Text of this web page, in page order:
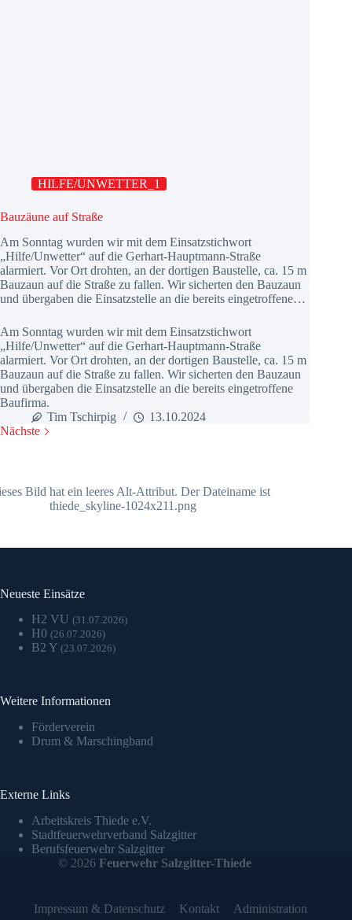
HILFE/UNWETTER_1
Bauzäune auf Straße
Am Sonntag wurden wir mit dem Einsatzstichwort
„Hilfe/Unwetter“ auf die Gerhart-Hauptmann-Straße
alarmiert. Vor Ort drohten, an der dortigen Baustelle, ca. 15 m
Bauzaun auf die Straße zu fallen. Wir sicherten den Bauzaun
und übergaben die Einsatzstelle an die bereits eingetroffene…
Am Sonntag wurden wir mit dem Einsatzstichwort
„Hilfe/Unwetter“ auf die Gerhart-Hauptmann-Straße
alarmiert. Vor Ort drohten, an der dortigen Baustelle, ca. 15 m
Bauzaun auf die Straße zu fallen. Wir sicherten den Bauzaun
und übergaben die Einsatzstelle an die bereits eingetroffene
Baufirma.
Tim Tschirpig
13.10.2024
Nächste
Neueste Einsätze
H2 VU (31.07.2026)
H0 (26.07.2026)
B2 Y (23.07.2026)
Weitere Informationen
Förderverein
Drum & Marschingband
Externe Links
Arbeitskreis Thiede e.V.
Stadtfeuerwehrverband Salzgitter
Berufsfeuerwehr Salzgitter
© 2026Feuerwehr Salzgitter-Thiede
Impressum & Datenschutz Kontakt Administration